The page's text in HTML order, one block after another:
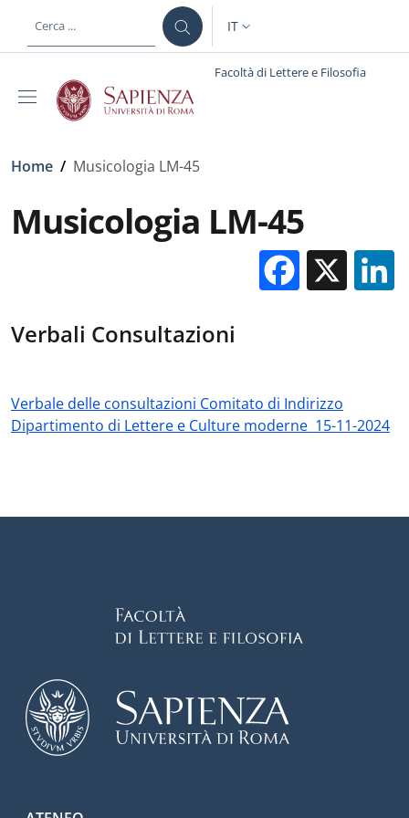
al contenuto principale
SELETTORE LINGUA:
IT
Facoltà di Lettere e Filosofia
Briciole di pane
Home / Musicologia LM-45
Musicologia LM-45
X
Verbali Consultazioni
Verbale delle consultazioni Comitato di Indirizzo
Dipartimento di Lettere e Culture moderne 15-11-2024